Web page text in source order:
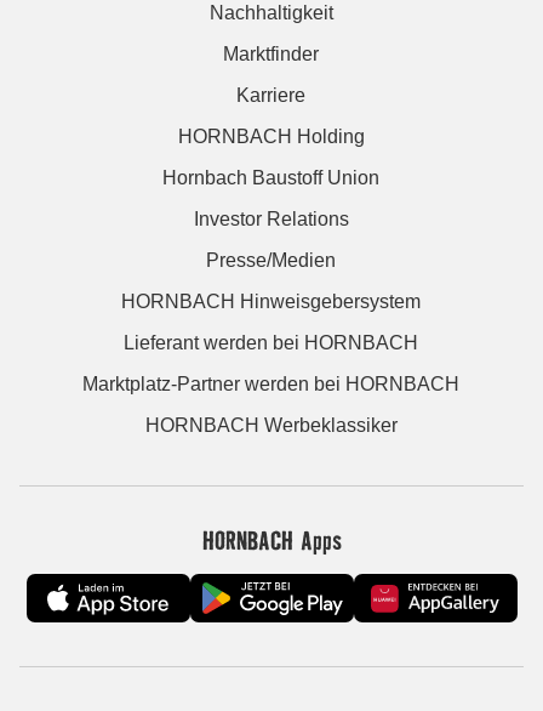
Nachhaltigkeit
Marktfinder
Karriere
HORNBACH Holding
Hornbach Baustoff Union
Investor Relations
Presse/Medien
HORNBACH Hinweisgebersystem
Lieferant werden bei HORNBACH
Marktplatz-Partner werden bei HORNBACH
HORNBACH Werbeklassiker
HORNBACH Apps